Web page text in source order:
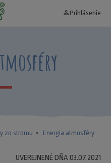
person_outline Prihlásenie
zo stromu Energia atmosféry
UVEREJNENÉ DŇA 03.07.2021